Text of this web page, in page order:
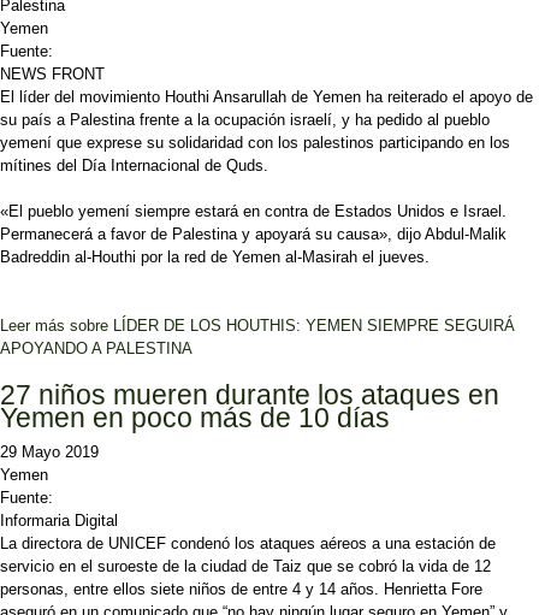
Palestina
Yemen
Fuente:
NEWS FRONT
El líder del movimiento Houthi Ansarullah de Yemen ha reiterado el apoyo de
su país a Palestina frente a la ocupación israelí, y ha pedido al pueblo
yemení que exprese su solidaridad con los palestinos participando en los
mítines del Día Internacional de Quds.
«El pueblo yemení siempre estará en contra de Estados Unidos e Israel.
Permanecerá a favor de Palestina y apoyará su causa», dijo Abdul-Malik
Badreddin al-Houthi por la red de Yemen al-Masirah el jueves.
Leer más sobre LÍDER DE LOS HOUTHIS: YEMEN SIEMPRE SEGUIRÁ
APOYANDO A PALESTINA
27 niños mueren durante los ataques en
Yemen en poco más de 10 días
29 Mayo 2019
Yemen
Fuente:
Informaria Digital
La directora de UNICEF condenó los ataques aéreos a una estación de
servicio en el suroeste de la ciudad de Taiz que se cobró la vida de 12
personas, entre ellos siete niños de entre 4 y 14 años. Henrietta Fore